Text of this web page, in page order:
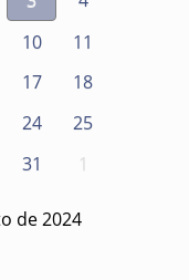
10
11
17
18
24
25
31 1
de 2024